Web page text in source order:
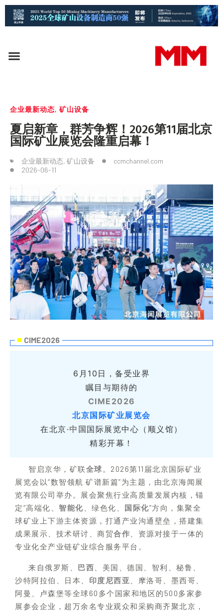
企业最新动态, 矿山设备
夏启新章，群芳争辉！2026第11届北京
国际矿业展览会隆重启幕！
企业最新动态, 矿山设备
ccmchannel.com
2026-06-11
CIME2026
6月10日，备受业界
瞩目与期待的
CIME2026
北京国际矿业展览会
在北京·中国 国际展览中心（顺义馆）
精彩开幕！
智启京华，矿联全球 。2026第11届北京国际矿业
展览会以“数智领航 矿谱新篇”为主题，由北京海闻展
览有限公司举办。展会聚焦行业高质量发展内核，锚
定“高端化、 智能化 、绿色化、 国际化”方向，集聚全
球矿业上下游主体资源，打通产业沟通壁垒，搭建集
成果展示、技术研讨、商贸合作 、资源对接于一体的
专业化全产业链矿业综合服务平台。
来自俄罗斯、 巴西 、美国、德国、智利、秘鲁、
沙特阿拉伯、日本、 印度尼西亚
、摩洛哥、墨西哥、
阿曼、卢森堡等全球60多个国家和地区的500多家参
展参会企业，超万余名专业观众和采购商齐聚北京，